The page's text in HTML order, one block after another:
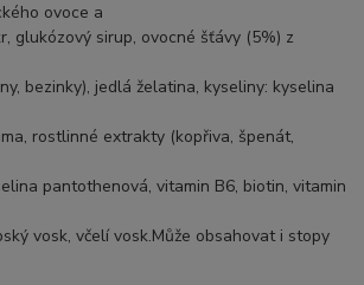
ovoce a
glukózový sirup, ovocné šťávy (5%) z
bezinky), jedlá želatina, kyseliny: kyselina
rostlinné extrakty (kopřiva, špenát,
pantothenová, vitamin B6, biotin, vitamin
vosk, včelí vosk.Může obsahovat i stopy